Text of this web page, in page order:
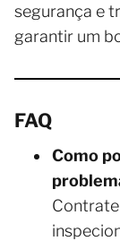
segurança e
garantir um
FAQ
Como